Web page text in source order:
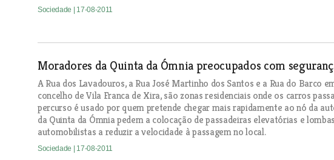
Sociedade | 17-08-2011
Moradores da Quinta da Ómnia preocupados com
A Rua dos Lavadouros, a Rua José Martinho dos Santos e a Rua do Barco
concelho de Vila Franca de Xira, são zonas residenciais onde os carros
percurso é usado por quem pretende chegar mais rapidamente ao nó da
da Quinta da Ómnia pedem a colocação de passadeiras elevatórias e
automobilistas a reduzir a velocidade à passagem no local.
Sociedade | 17-08-2011